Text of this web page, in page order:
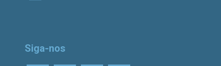
Siga-nos